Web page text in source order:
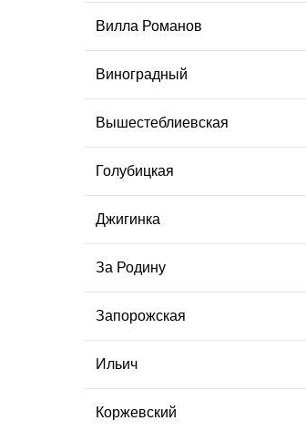
Вилла Романов
Виноградный
Вышестеблиевская
Голубицкая
Джигинка
За Родину
Запорожская
Ильич
Коржевский